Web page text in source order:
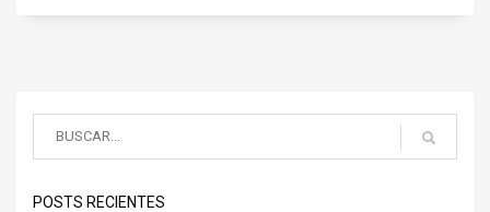
POSTS RECIENTES